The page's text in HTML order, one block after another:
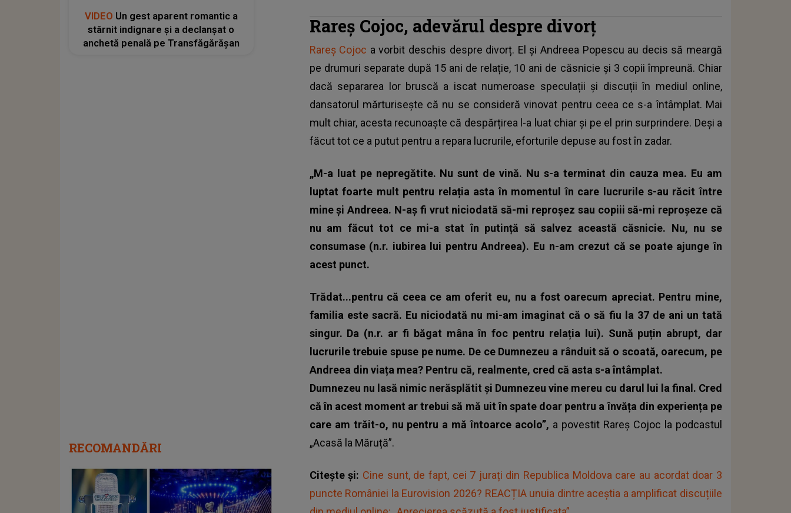
Rareș Cojoc, adevărul despre divorț
Rareș Cojoc a vorbit deschis despre divorț. El și Andreea Popescu au decis să meargă
pe drumuri separate după 15 ani de relație, 10 ani de căsnicie și 3 copii împreună. Chiar
dacă separarea lor bruscă a iscat numeroase speculații și discuții în mediul online,
dansatorul mărturisește că nu se consideră vinovat pentru ceea ce s-a întâmplat. Mai
mult chiar, acesta recunoaște că despărțirea l-a luat chiar și pe el prin surprindere. Deși a
făcut tot ce a putut pentru a repara lucrurile, eforturile depuse au fost în zadar.
„M-a luat pe nepregătite. Nu sunt de vină. Nu s-a terminat din cauza mea. Eu am
luptat foarte mult pentru relația asta în momentul în care lucrurile s-au răcit între
mine și Andreea. N-aș fi vrut niciodată să-mi reproșez sau copiii să-mi reproșeze că
nu am făcut tot ce mi-a stat în putință să salvez această căsnicie. Nu, nu se
consumase (n.r. iubirea lui pentru Andreea). Eu n-am crezut că se poate ajunge în
acest punct.
Trădat...pentru că ceea ce am oferit eu, nu a fost oarecum apreciat. Pentru mine,
familia este sacră. Eu niciodată nu mi-am imaginat că o să fiu la 37 de ani un tată
singur. Da (n.r. ar fi băgat mâna în foc pentru relația lui). Sună puțin abrupt, dar
lucrurile trebuie spuse pe nume. De ce Dumnezeu a rânduit să o scoată, oarecum, pe
Andreea din viața mea? Pentru că, realmente, cred că asta s-a întâmplat.
Dumnezeu nu lasă nimic nerăsplătit și Dumnezeu vine mereu cu darul lui la final. Cred
că în acest moment ar trebui să mă uit în spate doar pentru a învăța din experiența pe
care am trăit-o, nu pentru a mă întoarce acolo”, a povestit Rareș Cojoc la podcastul
„Acasă la Măruță”.
Citește și: Cine sunt, de fapt, cei 7 jurați din Republica Moldova care au acordat doar 3
puncte României la Eurovision 2026? REACȚIA unuia dintre aceștia a amplificat discuțiile
VIDEO Un gest aparent romantic a
stârnit indignare și a declanșat o
anchetă penală pe Transfăgărășan
RECOMANDĂRI